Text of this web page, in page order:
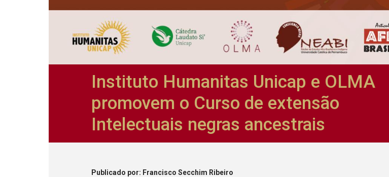
Instituto Humanitas Unicap e OLMA
promovem o Curso de extensão
Intelectuais negras ancestrais
Publicado por: Francisco Secchim Ribeiro